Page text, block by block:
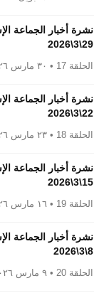
نشرة أخبار الجماعة
29\3\2026
الحلقة 17 • ٣٠ مارس ٢٠٢٦
نشرة أخبار الجماعة
22\3\2026
الحلقة 18 • ٢٣ مارس ٢٠٢٦
نشرة أخبار الجماعة
15\3\2026
الحلقة 19 • ١٦ مارس ٢٠٢٦
نشرة أخبار الجماعة
8\3\2026
الحلقة 20 • ٩ مارس ٢٠٢٦